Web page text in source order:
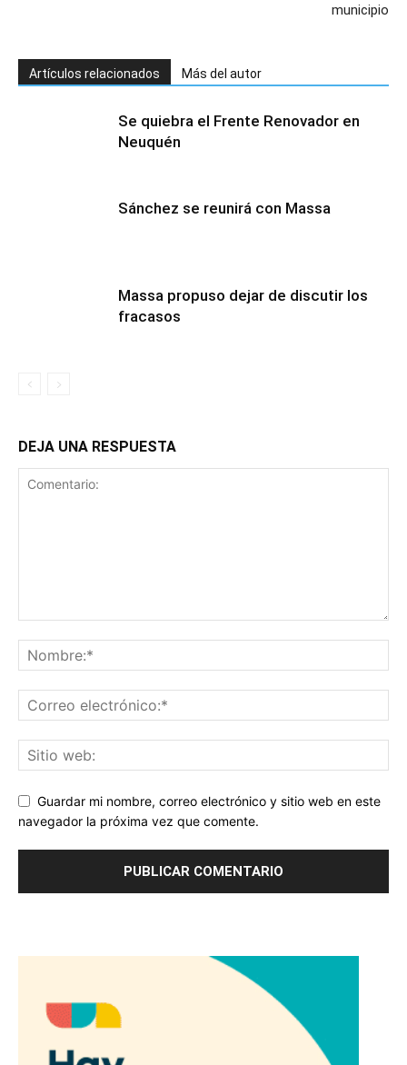
municipio
Artículos relacionados Más del autor
Se quiebra el Frente Renovador en
Neuquén
Sánchez se reunirá con Massa
Massa propuso dejar de discutir los
fracasos
DEJA UNA RESPUESTA
Guardar mi nombre, correo electrónico y sitio web en este
navegador la próxima vez que comente.